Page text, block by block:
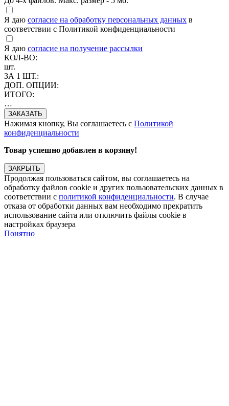
Я даю согласие на обработку персональных данных в
соответствии с Политикой конфиденциальности
Я даю согласие на получение рассылки
КОЛ-ВО:
шт.
ЗА 1 ШТ.:
ДОП. ОПЦИИ:
ИТОГО:
…
Нажимая кнопку, Вы соглашаетесь с Политикой
конфиденциальности
Товар успешно добавлен в корзину!
ЗАКРЫТЬ
Продолжая пользоваться сайтом, вы соглашаетесь на
обработку файлов cookie и других пользовательских данных в
соответствии с политикой конфиденциальности. В случае
отказа от обработки данных вам необходимо прекратить
использование сайта или отключить файлы cookie в
настройках браузера
Понятно